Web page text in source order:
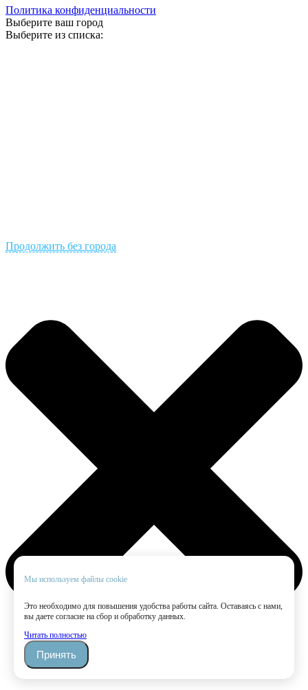
Мы используем файлы cookie
Это необходимо для повышения удобства работы сайта. Оставаясь с нами,
вы даете согласие на сбор и обработку данных.
Читать полностью
Принять
Политика конфиденциальности
Выберите ваш город
Выберите из списка:
Продолжить без города